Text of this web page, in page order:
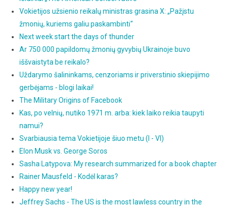
Vokietijos užsienio reikalų ministras grasina X: „Pažįstu
žmonių, kuriems galiu paskambinti“
Next week start the days of thunder
Ar 750 000 papildomų žmonių gyvybių Ukrainoje buvo
iššvaistyta be reikalo?
Uždarymo šalininkams, cenzoriams ir priverstinio skiepijimo
gerbėjams - blogi laikai!
The Military Origins of Facebook
Kas, po velnių, nutiko 1971 m. arba: kiek laiko reikia taupyti
namui?
Svarbiausia tema Vokietijoje šiuo metu (I - VI)
Elon Musk vs. George Soros
Sasha Latypova: My research summarized for a book chapter
Rainer Mausfeld - Kodėl karas?
Happy new year!
Jeffrey Sachs - The US is the most lawless country in the